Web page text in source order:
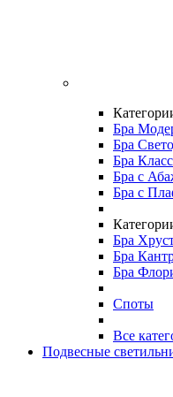
Бра
Бра
Бра
Бра с
Бра с
Бра
Бра
Бра
Споты
Все
Подвесные